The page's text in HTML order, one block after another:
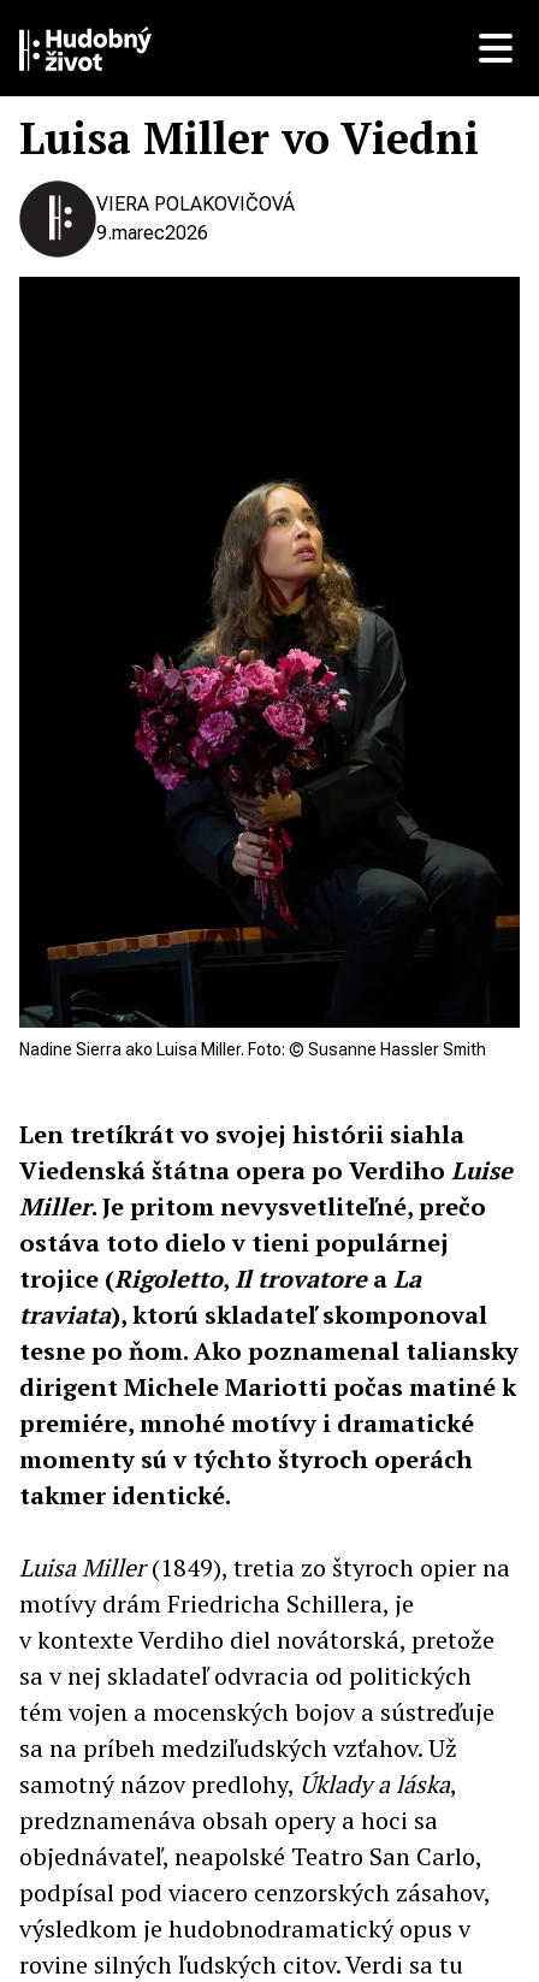
Luisa Miller vo Viedni
VIERA POLAKOVIČOVÁ
9.marec2026
Nadine Sierra ako Luisa Miller. Foto: © Susanne Hassler Smith
Len tretíkrát vo svojej histórii siahla
Viedenská štátna opera po Verdiho Luise
Miller. Je pritom nevysvetliteľné, prečo
ostáva toto dielo v tieni populárnej
trojice (Rigoletto,Il trovatoreaLa
traviata), ktorú skladateľ skomponoval
tesne po ňom. Ako poznamenal taliansky
dirigent Michele Mariotti počas matiné k
premiére, mnohé motívy i dramatické
momenty sú v týchto štyroch operách
takmer identické.
Luisa Miller(1849), tretia zo štyroch opier na
motívy drám Friedricha Schillera, je
v kontexte Verdiho diel novátorská, pretože
sa v nej skladateľ odvracia od politických
tém vojen a mocenských bojov a sústreďuje
sa na príbeh medziľudských vzťahov. Už
samotný názov predlohy, Úklady a láska,
predznamenáva obsah opery a hoci sa
objednávateľ, neapolské Teatro San Carlo,
podpísal pod viacero cenzorských zásahov,
výsledkom je hudobnodramatický opus v
rovine silných ľudských citov. Verdi sa tu